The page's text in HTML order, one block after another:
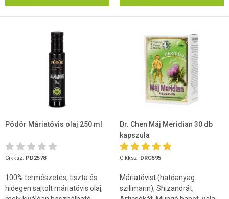
Pödör Máriatövis olaj 250 ml
Cikksz. PD2578
100% természetes, tiszta és
hidegen sajtolt máriatövis olaj,
Dr. Chen Máj Meridian 30 db
kapszula
Cikksz. DRC595
Máriatövist (hatóanyag:
szilimarin), Shizandrát,